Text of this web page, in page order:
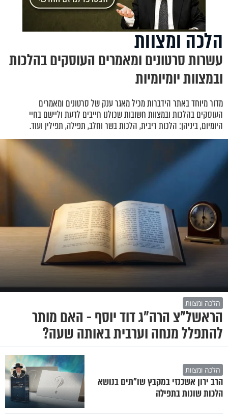
הלכה ומצוות
עשרות סרטונים ומאמרים העוסקים בהלכות
ובמצוות יומיומיות
מדור מיוחד באתר הידברות מכיל מאגר ענק של סרטונים ומאמרים
העוסקים בהלכות ובמצוות חשובות שכולנו חייבים לדעת וליישם בחיי
היומיום, ביניהן: הלכות ריבית, הלכות בשר וחלב, תפילה, תפילין ועוד.
הלכה ומצוות
הראשל"צ הרה"ג דוד יוסף - האם מותר
להתפלל מנחה וערבית באותה שעה?
הלכה ומצוות
הרב ירון אשכנזי במקבץ שו"תים בנושא
הלכות שונות בתפילה